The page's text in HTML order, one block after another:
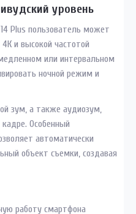
уровень
Plus пользователь может
и высокой частотой
или интервальном
ночной режим и
зум, а также аудиозум,
Особенный
автоматически
объект съемки, создавая
работу смартфона